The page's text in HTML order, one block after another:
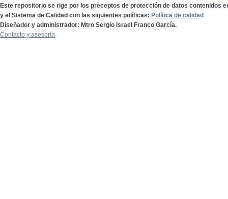
Este repositorio se rige por los preceptos de protección de datos contenidos
y el Sistema de Calidad con las siguientes políticas: Política de calidad
Diseñador y administrador: Mtro Sergio Israel Franco García.
Contacto y asesoría